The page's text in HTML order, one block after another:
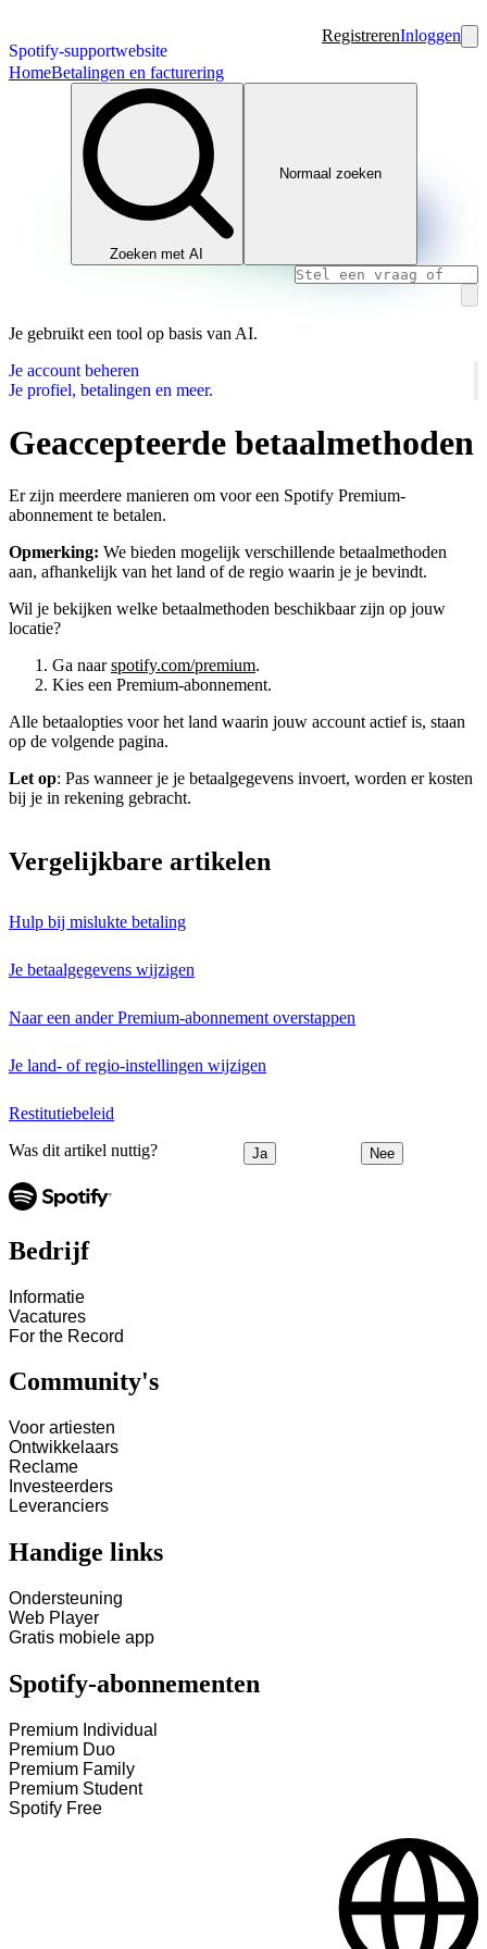
Spotify-supportwebsite
RegistrerenInloggen
HomeBetalingen en facturering
Zoeken met AI
Normaal zoeken
Je gebruikt een tool op basis van AI.
Je account beheren
Je profiel, betalingen en meer.
Geaccepteerde betaalmethoden
Er zijn meerdere manieren om voor een Spotify Premium-
abonnement te betalen.
Opmerking: We bieden mogelijk verschillende betaalmethoden
aan, afhankelijk van het land of de regio waarin je je bevindt.
Wil je bekijken welke betaalmethoden beschikbaar zijn op jouw
locatie?
Ga naarspotify.com/premium.
Kies een Premium-abonnement.
Alle betaalopties voor het land waarin jouw account actief is, staan
op de volgende pagina.
Let op: Pas wanneer je je betaalgegevens invoert, worden er kosten
bij je in rekening gebracht.
Vergelijkbare artikelen
Hulp bij mislukte betaling
Je betaalgegevens wijzigen
Naar een ander Premium-abonnement overstappen
Je land- of regio-instellingen wijzigen
Restitutiebeleid
Was dit artikel nuttig? Ja Nee
Bedrijf
Informatie
Vacatures
For the Record
Community's
Voor artiesten
Ontwikkelaars
Reclame
Investeerders
Leveranciers
Handige links
Ondersteuning
Web Player
Gratis mobiele app
Spotify-abonnementen
Premium Individual
Premium Duo
Premium Family
Premium Student
Spotify Free